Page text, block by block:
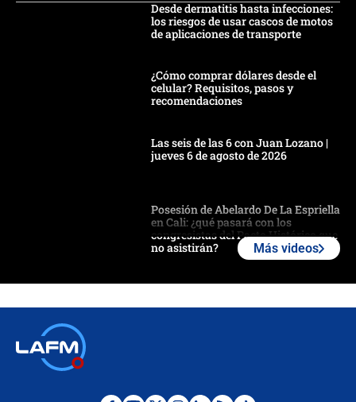
Desde dermatitis hasta infecciones:
los riesgos de usar cascos de motos
de aplicaciones de transporte
¿Cómo comprar dólares desde el
celular? Requisitos, pasos y
recomendaciones
Las seis de las 6 con Juan Lozano |
jueves 6 de agosto de 2026
Posesión de Abelardo De La Espriella
en Cali: ¿qué pasará con los
congresistas del Pacto Histórico que
no asistirán?
Más videos